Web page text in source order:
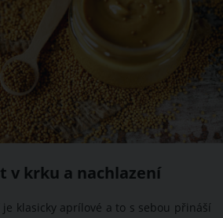
v krku a nachlazení
klasicky aprílové a to s sebou přináší